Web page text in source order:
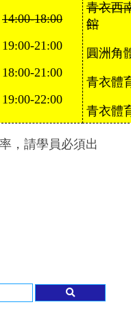
14:00-18:00
19:00-21:00
18:00-21:00
19:00-22:00
青衣西
館
圓洲角
青衣體
青衣體
，請學員必須出